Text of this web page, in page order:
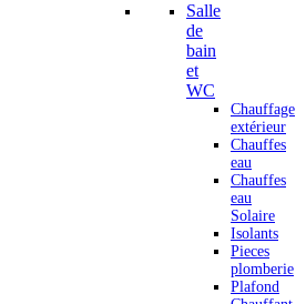
Salle
de
bain
et
WC
Chauffage
extérieur
Chauffes
eau
Chauffes
eau
Solaire
Isolants
Pieces
plomberie
Plafond